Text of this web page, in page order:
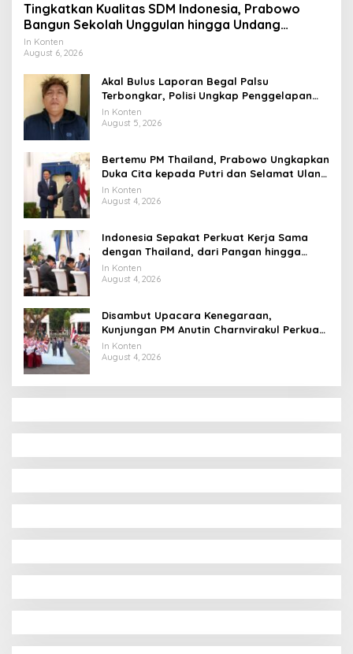
Tingkatkan Kualitas SDM Indonesia, Prabowo
Bangun Sekolah Unggulan hingga Undang
Universitas Terbaik Dunia
In Konten
August 6, 2026
Akal Bulus Laporan Begal Palsu
Terbongkar, Polisi Ungkap Penggelapan
Uang Perusahaan untuk Crypto
In Konten
August 5, 2026
Bertemu PM Thailand, Prabowo Ungkapkan
Duka Cita kepada Putri dan Selamat Ulang
Tahun ke Raja Thailand
In Konten
August 4, 2026
Indonesia Sepakat Perkuat Kerja Sama
dengan Thailand, dari Pangan hingga
Ekonomi Digital
In Konten
August 4, 2026
Disambut Upacara Kenegaraan,
Kunjungan PM Anutin Charnvirakul Perkuat
Hubungan Indonesia-Thailand
In Konten
August 4, 2026